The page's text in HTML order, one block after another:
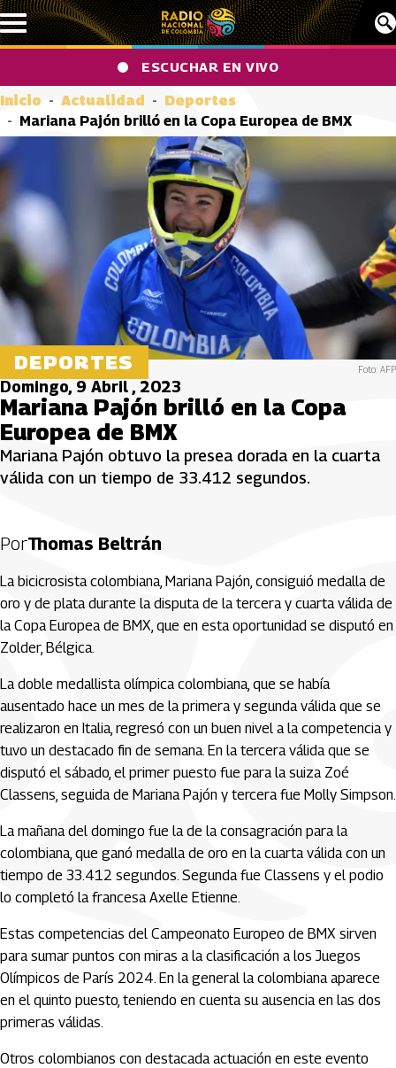
Pasar al contenido principal
ESCUCHAR EN VIVO
Inicio Actualidad
Deportes
Mariana Pajón brilló en la Copa Europea de BMX
DEPORTES Foto: AFP
Domingo, 9 Abril , 2023
Mariana Pajón brilló en la Copa
Europea de BMX
Mariana Pajón obtuvo la presea dorada en la cuarta
válida con un tiempo de 33.412 segundos.
PorThomas Beltrán
La bicicrosista colombiana, Mariana Pajón, consiguió medalla de
oro y de plata durante la disputa de la tercera y cuarta válida de
la Copa Europea de BMX, que en esta oportunidad se disputó en
Zolder, Bélgica.
La doble medallista olímpica colombiana, que se había
ausentado hace un mes de la primera y segunda válida que se
realizaron en Italia, regresó con un buen nivel a la competencia y
tuvo un destacado fin de semana. En la tercera válida que se
disputó el sábado, el primer puesto fue para la suiza Zoé
Classens, seguida de Mariana Pajón y tercera fue Molly Simpson.
La mañana del domingo fue la de la consagración para la
colombiana, que ganó medalla de oro en la cuarta válida con un
tiempo de 33.412 segundos. Segunda fue Classens y el podio
lo completó la francesa Axelle Etienne.
Estas competencias del Campeonato Europeo de BMX sirven
para sumar puntos con miras a la clasificación a los Juegos
Olímpicos de París 2024. En la general la colombiana aparece
en el quinto puesto, teniendo en cuenta su ausencia en las dos
primeras válidas.
Otros colombianos con destacada actuación en este evento